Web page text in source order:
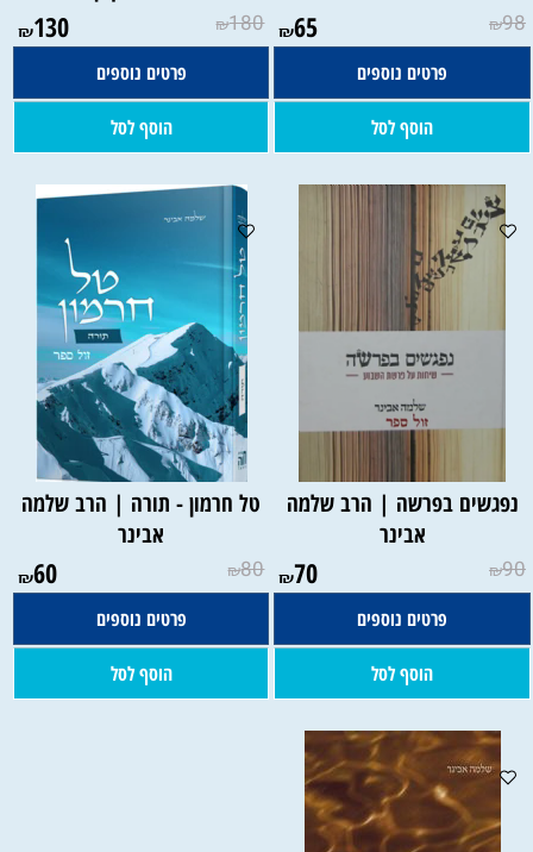
₪98
₪65
פרטים נוספים
הוסף לסל
₪180
₪130
פרטים נוספים
הוסף לסל
נפגשים בפרשה | הרב שלמה
אבינר
₪90
₪70
פרטים נוספים
הוסף לסל
טל חרמון - תורה | הרב שלמה
אבינר
₪80
₪60
פרטים נוספים
הוסף לסל